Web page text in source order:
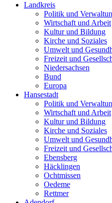
Landkreis
Politik und
Wirtschaft und Arbeit
Kultur und Bildung
Kirche und Soziales
Umwelt und
Freizeit und
Niedersachsen
Bund
Europa
Hansestadt
Politik und
Wirtschaft und Arbeit
Kultur und Bildung
Kirche und Soziales
Umwelt und
Freizeit und
Ebensberg
Häcklingen
Ochtmissen
Oedeme
Rettmer